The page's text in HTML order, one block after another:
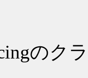
のク